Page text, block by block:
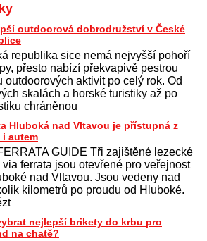
outdoorová dobrodružství v České
republika sice nemá nejvyšší pohoří
přesto nabízí překvapivě pestrou
outdoorových aktivit po celý rok. Od
skalách a horské turistiky až po
chráněnou
Hluboká nad Vltavou je přístupná z
autem
GUIDE Tři zajištěné lezecké
via ferrata jsou otevřené pro veřejnost
nad Vltavou. Jsou vedeny nad
kilometrů po proudu od Hluboké.
nejlepší brikety do krbu pro
na chatě?